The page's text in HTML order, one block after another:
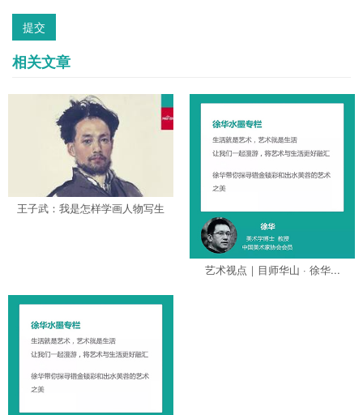
提交
相关文章
王子武：我是怎样学画人物写生
艺术视点｜目师华山 · 徐华...